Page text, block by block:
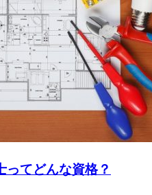
ってどんな資格？